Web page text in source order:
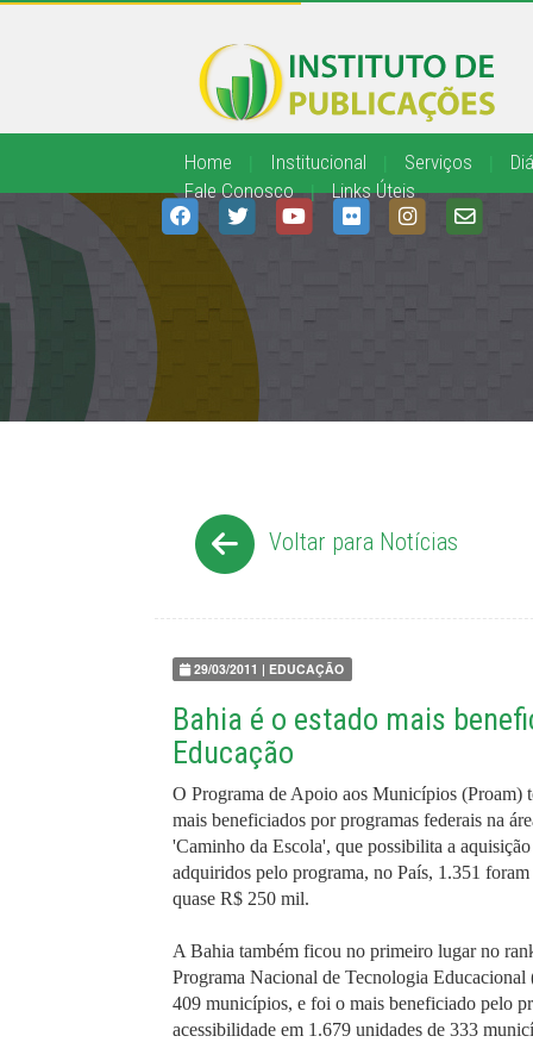
Home Institucional Serviços
Fale Conosco
| Links Úteis
Voltar para Notícias
29/03/2011 | EDUCAÇÃO
Bahia é o estado mais
Educação
O Programa de Apoio aos Municípios (Proam)
mais beneficiados por programas federais na
'Caminho da Escola', que possibilita a
adquiridos pelo programa, no País, 1.351
quase R$ 250 mil.
A Bahia também ficou no primeiro lugar no
Programa Nacional de Tecnologia
409 municípios, e foi o mais beneficiado pelo
acessibilidade em 1.679 unidades de 333